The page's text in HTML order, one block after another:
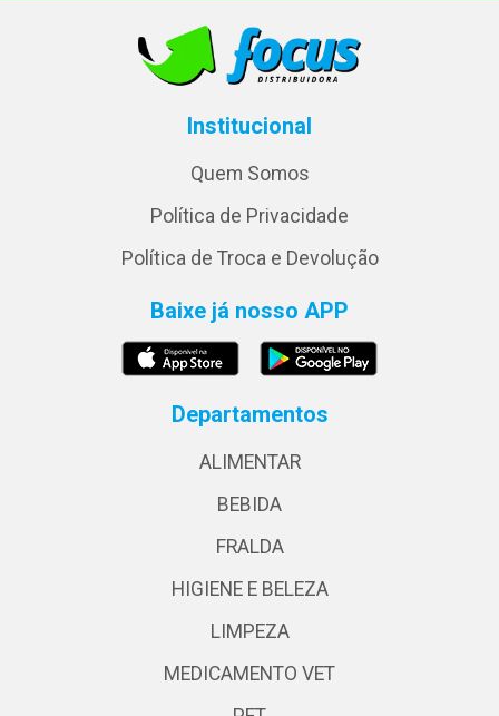
Institucional
Quem Somos
Política de Privacidade
Política de Troca e Devolução
Baixe já nosso APP
Departamentos
ALIMENTAR
BEBIDA
FRALDA
HIGIENE E BELEZA
LIMPEZA
MEDICAMENTO VET